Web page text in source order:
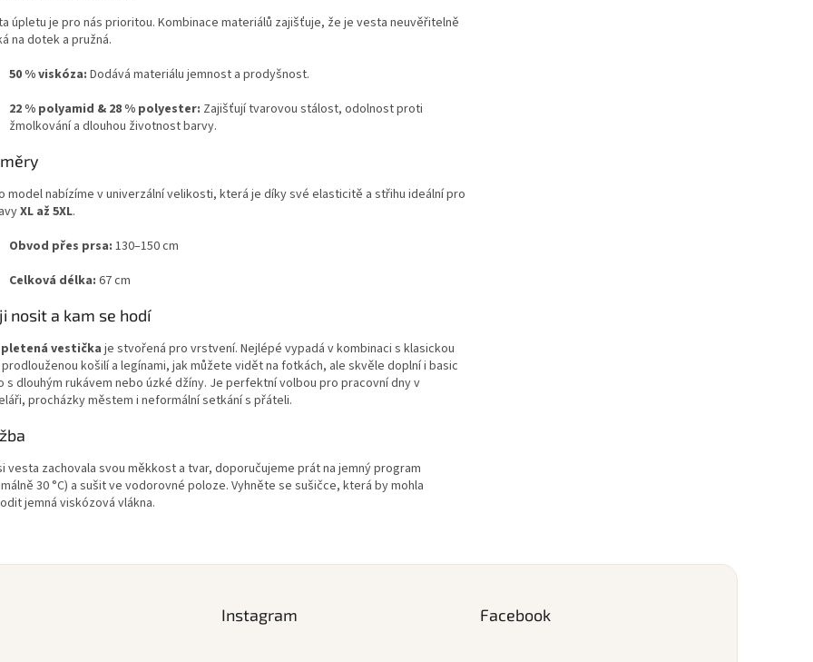
úpletu je pro nás prioritou. Kombinace materiálů zajišťuje, že je vesta neuvěřitelně
na dotek a pružná.
50 % viskóza: Dodává materiálu jemnost a prodyšnost.
22 % polyamid & 28 % polyester: Zajišťují tvarovou stálost, odolnost proti
žmolkování a dlouhou životnost barvy.
model nabízíme v univerzální velikosti, která je díky své elasticitě a střihu ideální pro
XL až 5XL.
Obvod přes prsa: 130–150 cm
Celková délka: 67 cm
nosit a kam se hodí
pletená vestička je stvořená pro vrstvení. Nejlépé vypadá v kombinaci s klasickou
košilí a legínami, jak můžete vidět na fotkách, ale skvěle doplní i basic
s dlouhým rukávem nebo úzké džíny. Je perfektní volbou pro pracovní dny v
procházky městem i neformální setkání s přáteli.
vesta zachovala svou měkkost a tvar, doporučujeme prát na jemný program
30 °C) a sušit ve vodorovné poloze. Vyhněte se sušičce, která by mohla
jemná viskózová vlákna.
Instagram Facebook